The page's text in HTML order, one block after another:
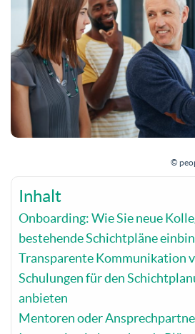
©
Inhalt
Onboarding: Wie Sie neue
bestehende Schichtpläne
Transparente Kommunikation
Schulungen für den
anbieten
Mentoren oder